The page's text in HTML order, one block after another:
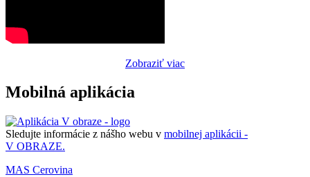
Zobraziť viac
Mobilná aplikácia
Sledujte informácie z nášho webu v mobilnej aplikácii -
V OBRAZE.
MAS Cerovina